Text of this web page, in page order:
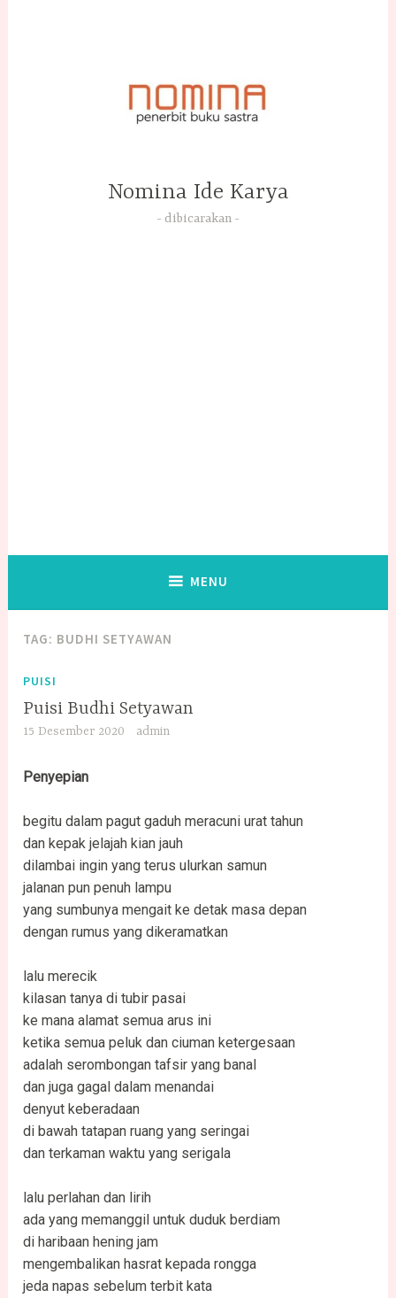
Nomina Ide Karya
dibicarakan
MENU
TAG: BUDHI SETYAWAN
PUISI
Puisi Budhi Setyawan
15 Desember 2020 admin
Penyepian
begitu dalam pagut gaduh meracuni urat tahun
dan kepak jelajah kian jauh
dilambai ingin yang terus ulurkan samun
jalanan pun penuh lampu
yang sumbunya mengait ke detak masa depan
dengan rumus yang dikeramatkan
lalu merecik
kilasan tanya di tubir pasai
ke mana alamat semua arus ini
ketika semua peluk dan ciuman ketergesaan
adalah serombongan tafsir yang banal
dan juga gagal dalam menandai
denyut keberadaan
di bawah tatapan ruang yang seringai
dan terkaman waktu yang serigala
lalu perlahan dan lirih
ada yang memanggil untuk duduk berdiam
di haribaan hening jam
mengembalikan hasrat kepada rongga
jeda napas sebelum terbit kata